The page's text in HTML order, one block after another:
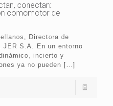
conectan:
comomotor de
Directora de
JER S.A. En un entorno
incierto y
ya no pueden […]